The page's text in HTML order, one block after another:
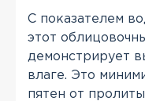
С показателем
этот
демонстрирует
влаге. Это
пятен от